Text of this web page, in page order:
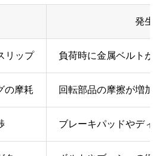
発生
リップ 負荷時に金属ベルトが
の摩耗 回転部品の摩擦が増加
ブレーキパッドやディ